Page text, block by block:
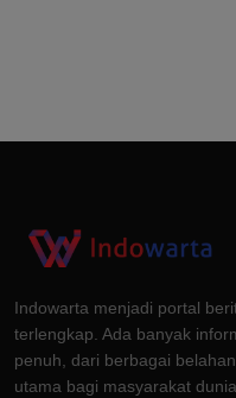
Indowarta menjadi portal
terlengkap. Ada banyak
penuh, dari berbagai
utama bagi masyarakat